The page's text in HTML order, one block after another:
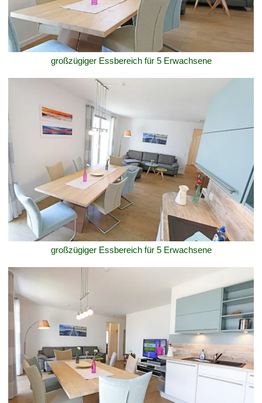
großzügiger Essbereich für 5 Erwachsene
großzügiger Essbereich für 5 Erwachsene